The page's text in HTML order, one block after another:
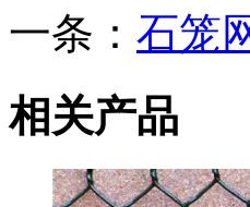
一条： 石笼
相关产品